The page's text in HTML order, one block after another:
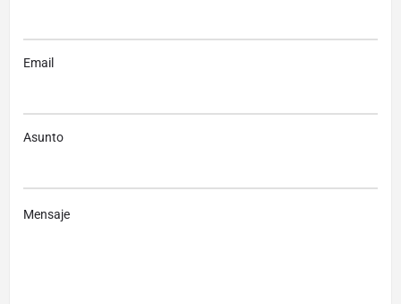
Email
Asunto
Mensaje